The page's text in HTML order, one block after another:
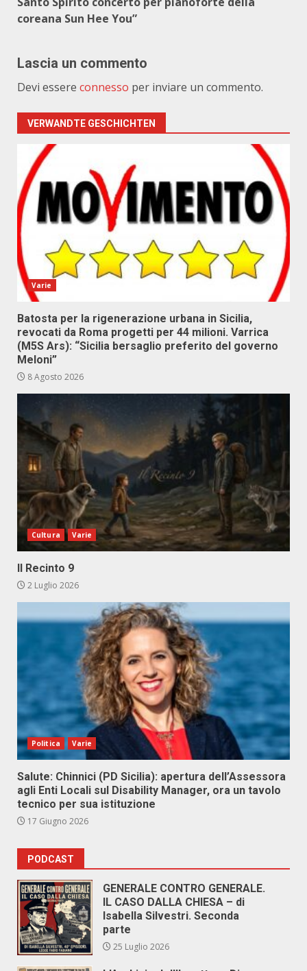
coreana Sun Hee You”
Lascia un commento
Devi essere connesso per inviare un commento.
VERWANDTE GESCHICHTEN
Varie
Batosta per la rigenerazione urbana in Sicilia,
revocati da Roma progetti per 44 milioni. Varrica
(M5S Ars): “Sicilia bersaglio preferito del governo
Meloni”
8 Agosto 2026
Cultura Varie
Il Recinto 9
2 Luglio 2026
Politica Varie
Salute: Chinnici (PD Sicilia): apertura dell’Assessora
agli Enti Locali sul Disability Manager, ora un tavolo
tecnico per sua istituzione
17 Giugno 2026
PODCAST
GENERALE CONTRO GENERALE.
IL CASO DALLA CHIESA – di
Isabella Silvestri. Seconda
parte
25 Luglio 2026